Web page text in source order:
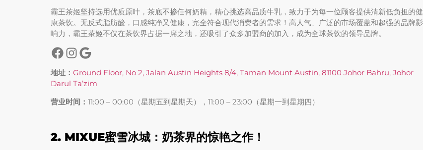
霸王茶姬坚持选用优质原叶，茶底不掺任何奶精，精心挑选高品质牛乳，致力于为每一位顾客提供清新低负担的健
康茶饮。无反式脂肪酸，口感纯净又健康，完全符合现代消费者的需求！高人气、广泛的市场覆盖和超强的品牌影
响力，霸王茶姬不仅在茶饮界占据一席之地，还吸引了众多加盟商的加入，成为全球茶饮的领导品牌。
地址： Ground Floor, No 2, Jalan Austin Heights 8/4, Taman Mount Austin, 81100 Johor Bahru, Johor
Darul Ta’zim
营业时间： 11:00 – 00:00（星期五到星期天），11:00 – 23:00（星期一到星期四）
2. MIXUE蜜雪冰城：奶茶界的惊艳之作！